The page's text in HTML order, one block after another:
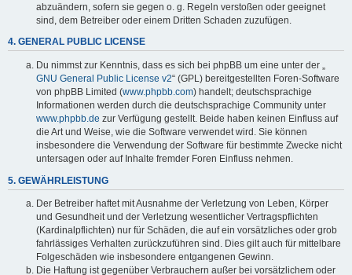
abzuändern, sofern sie gegen o. g. Regeln verstoßen oder geeignet
sind, dem Betreiber oder einem Dritten Schaden zuzufügen.
4. GENERAL PUBLIC LICENSE
Du nimmst zur Kenntnis, dass es sich bei phpBB um eine unter der „
GNU General Public License v2“ (GPL) bereitgestellten Foren-Software
von phpBB Limited (www.phpbb.com) handelt; deutschsprachige
Informationen werden durch die deutschsprachige Community unter
www.phpbb.de zur Verfügung gestellt. Beide haben keinen Einfluss auf
die Art und Weise, wie die Software verwendet wird. Sie können
insbesondere die Verwendung der Software für bestimmte Zwecke nicht
untersagen oder auf Inhalte fremder Foren Einfluss nehmen.
5. GEWÄHRLEISTUNG
Der Betreiber haftet mit Ausnahme der Verletzung von Leben, Körper
und Gesundheit und der Verletzung wesentlicher Vertragspflichten
(Kardinalpflichten) nur für Schäden, die auf ein vorsätzliches oder grob
fahrlässiges Verhalten zurückzuführen sind. Dies gilt auch für mittelbare
Folgeschäden wie insbesondere entgangenen Gewinn.
Die Haftung ist gegenüber Verbrauchern außer bei vorsätzlichem oder